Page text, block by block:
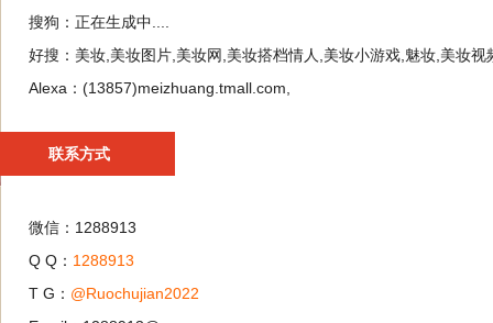
搜狗： 正在生成中....
好搜： 美妆,美妆图片,美妆网,美妆搭档情人,美妆小游戏,魅妆,美妆
Alexa： (13857)meizhuang.tmall.com,
联系方式
微信：1288913
Q Q： 1288913
T G： @Ruochujian2022